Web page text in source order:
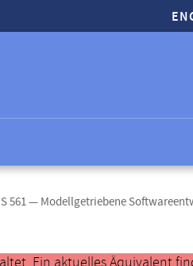
561 — Modellgetriebene